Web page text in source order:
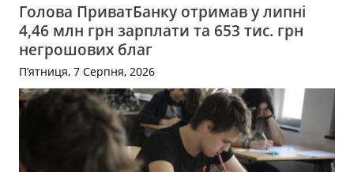
Голова ПриватБанку отримав у липні
4,46 млн грн зарплати та 653 тис. грн
негрошових благ
П’ятниця, 7 Серпня, 2026